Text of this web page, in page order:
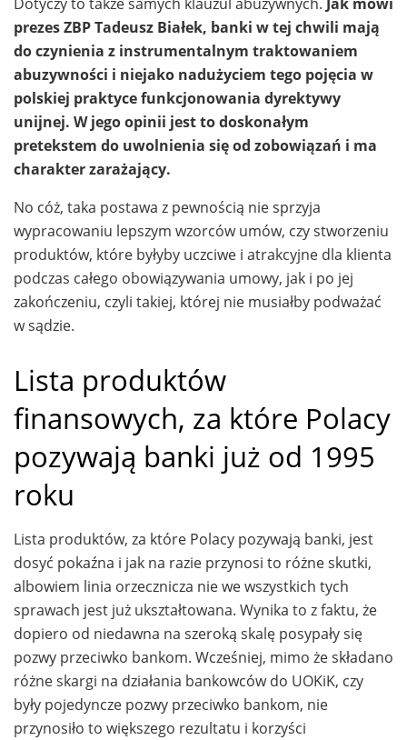
prezes ZBP Tadeusz Białek, banki w tej chwili mają
do czynienia z instrumentalnym traktowaniem
abuzywności i niejako nadużyciem tego pojęcia w
polskiej praktyce funkcjonowania dyrektywy
unijnej. W jego opinii jest to doskonałym
pretekstem do uwolnienia się od zobowiązań i ma
charakter zarażający.
No cóż, taka postawa z pewnością nie sprzyja
wypracowaniu lepszym wzorców umów, czy stworzeniu
produktów, które byłyby uczciwe i atrakcyjne dla klienta
podczas całego obowiązywania umowy, jak i po jej
zakończeniu, czyli takiej, której nie musiałby podważać
w sądzie.
Lista produktów
finansowych, za które Polacy
pozywają banki już od 1995
roku
Lista produktów, za które Polacy pozywają banki, jest
dosyć pokaźna i jak na razie przynosi to różne skutki,
albowiem linia orzecznicza nie we wszystkich tych
sprawach jest już ukształtowana. Wynika to z faktu, że
dopiero od niedawna na szeroką skalę posypały się
pozwy przeciwko bankom. Wcześniej, mimo że składano
różne skargi na działania bankowców do UOKiK, czy
były pojedyncze pozwy przeciwko bankom, nie
przynosiło to większego rezultatu i korzyści